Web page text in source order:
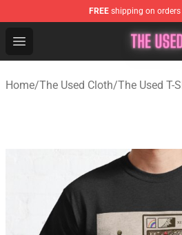
FREE shipping on orders
Open menu
The Used Store - Official The
Home/The Used Cloth/The Used T-